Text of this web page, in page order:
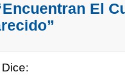
El
Dice: